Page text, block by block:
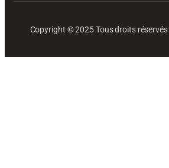
Copyright © 2025 Tous droits réservés